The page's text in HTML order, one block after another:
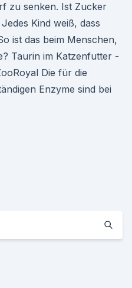
zu senken. Ist Zucker
Kind weiß, dass
ist das beim Menschen,
Taurin im Katzenfutter -
Die für die
Enzyme sind bei